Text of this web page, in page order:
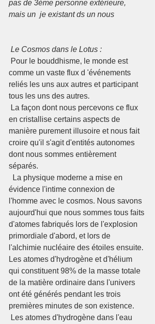
pas de 3ème personne extérieure,
mais un  je existant ds un nous
Le Cosmos dans le Lotus :
comme un vaste flux d 'événements
reliés les uns aux autres et participant
tous les uns des autres.
en cristallise certains aspects de
manière purement illusoire et nous fait
croire qu'il s'agit d'entités autonomes
dont nous sommes entièrement
séparés.
évidence l'intime connexion de
l'homme avec le cosmos. Nous savons
aujourd'hui que nous sommes tous faits
d'atomes fabriqués lors de l'explosion
primordiale d'abord, et lors de
l'alchimie nucléaire des étoiles ensuite.
Les atomes d'hydrogène et d'hélium
qui constituent 98% de la masse totale
de la matière ordinaire dans l'univers
ont été générés pendant les trois
premières minutes de son existence.